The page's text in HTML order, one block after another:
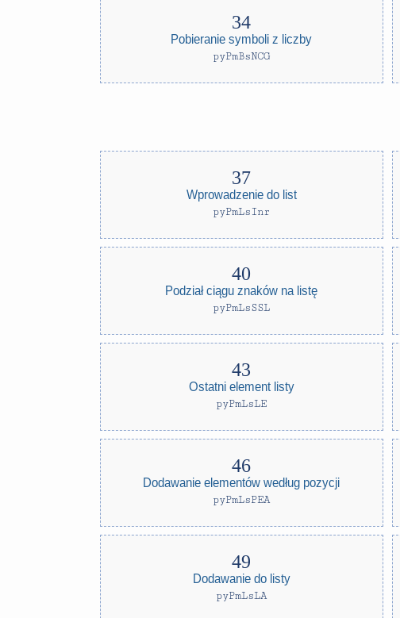
Pobieranie symboli z liczby
pyPmBsNCG
Wprowadzenie do list
pyPmLsInr
Podział ciągu znaków na listę
pyPmLsSSL
Ostatni element listy
pyPmLsLE
Dodawanie elementów według pozycji
pyPmLsPEA
Dodawanie do listy
pyPmLsLA